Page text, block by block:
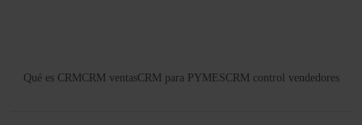
Qué es CRM CRM ventasCRM para PYMESCRM control vendedores